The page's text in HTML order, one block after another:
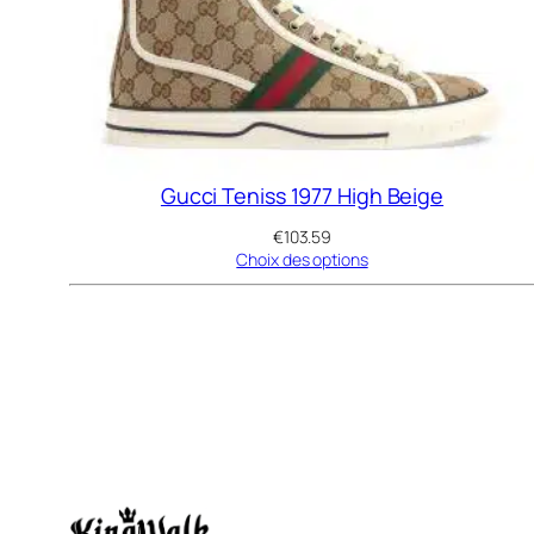
Gucci Teniss 1977 High Beige
€103.59
Choix des options